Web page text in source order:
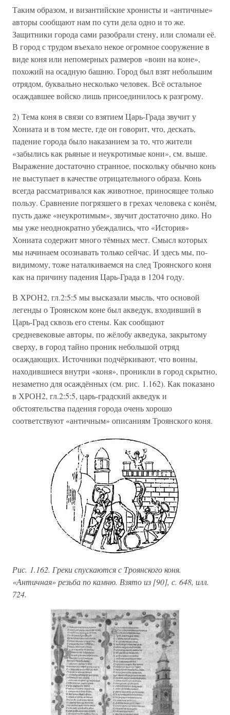
Таким образом, и византийские хронисты и «античные»
авторы сообщают нам по сути дела одно и то же.
Защитники города сами разобрали стену, или сломали её.
В город с трудом въехало некое огромное сооружение в
виде коня или непомерных размеров «воин на коне»,
похожий на осадную башню. Город был взят небольшим
отрядом, буквально несколько человек. Всё остальное
осаждавшее войско лишь присоединилось к разгрому.
2) Тема коня в связи со взятием Царь-Града звучит у
Хониата и в том месте, где он говорит, что, дескать,
падение города было наказанием за то, что жители
«забылись как рьяные и неукротимые кони», см. выше.
Выражение достаточно странное, поскольку обычно конь
не выступает в качестве отрицательного образа. Конь
всегда рассматривался как животное, приносящее только
пользу. Сравнение погрязшего в грехах человека с конём,
пусть даже «неукротимым», звучит достаточно дико. Но
мы уже неоднократно убеждались, что «История»
Хониата содержит много тёмных мест. Смысл которых
мы начинаем осознавать только сейчас. И здесь мы, по-
видимому, тоже наталкиваемся на след Троянского коня
как на причину падения Царь-Града в 1204 году.
В ХРОН2, гл.2:5:5 мы высказали мысль, что основой
легенды о Троянском коне был акведук, входивший в
Царь-Град сквозь его стены. Как сообщают
средневековые авторы, по жёлобу акведука, закрытому
сверху, в город тайно проник небольшой отряд
осаждающих. Источники подчёркивают, что воины,
находившиеся внутри «коня», проникли в город скрытно,
незаметно для осаждённых (см. рис. 1.162). Как показано
в ХРОН2, гл.2:5:5, царь-градский акведук и
обстоятельства падения города очень хорошо
соответствуют «античным» описаниям Троянского коня.
Рис. 1.162. Греки спускаются с Троянского коня.
«Античная» резьба по камню. Взято из [90], с. 648, илл.
724.